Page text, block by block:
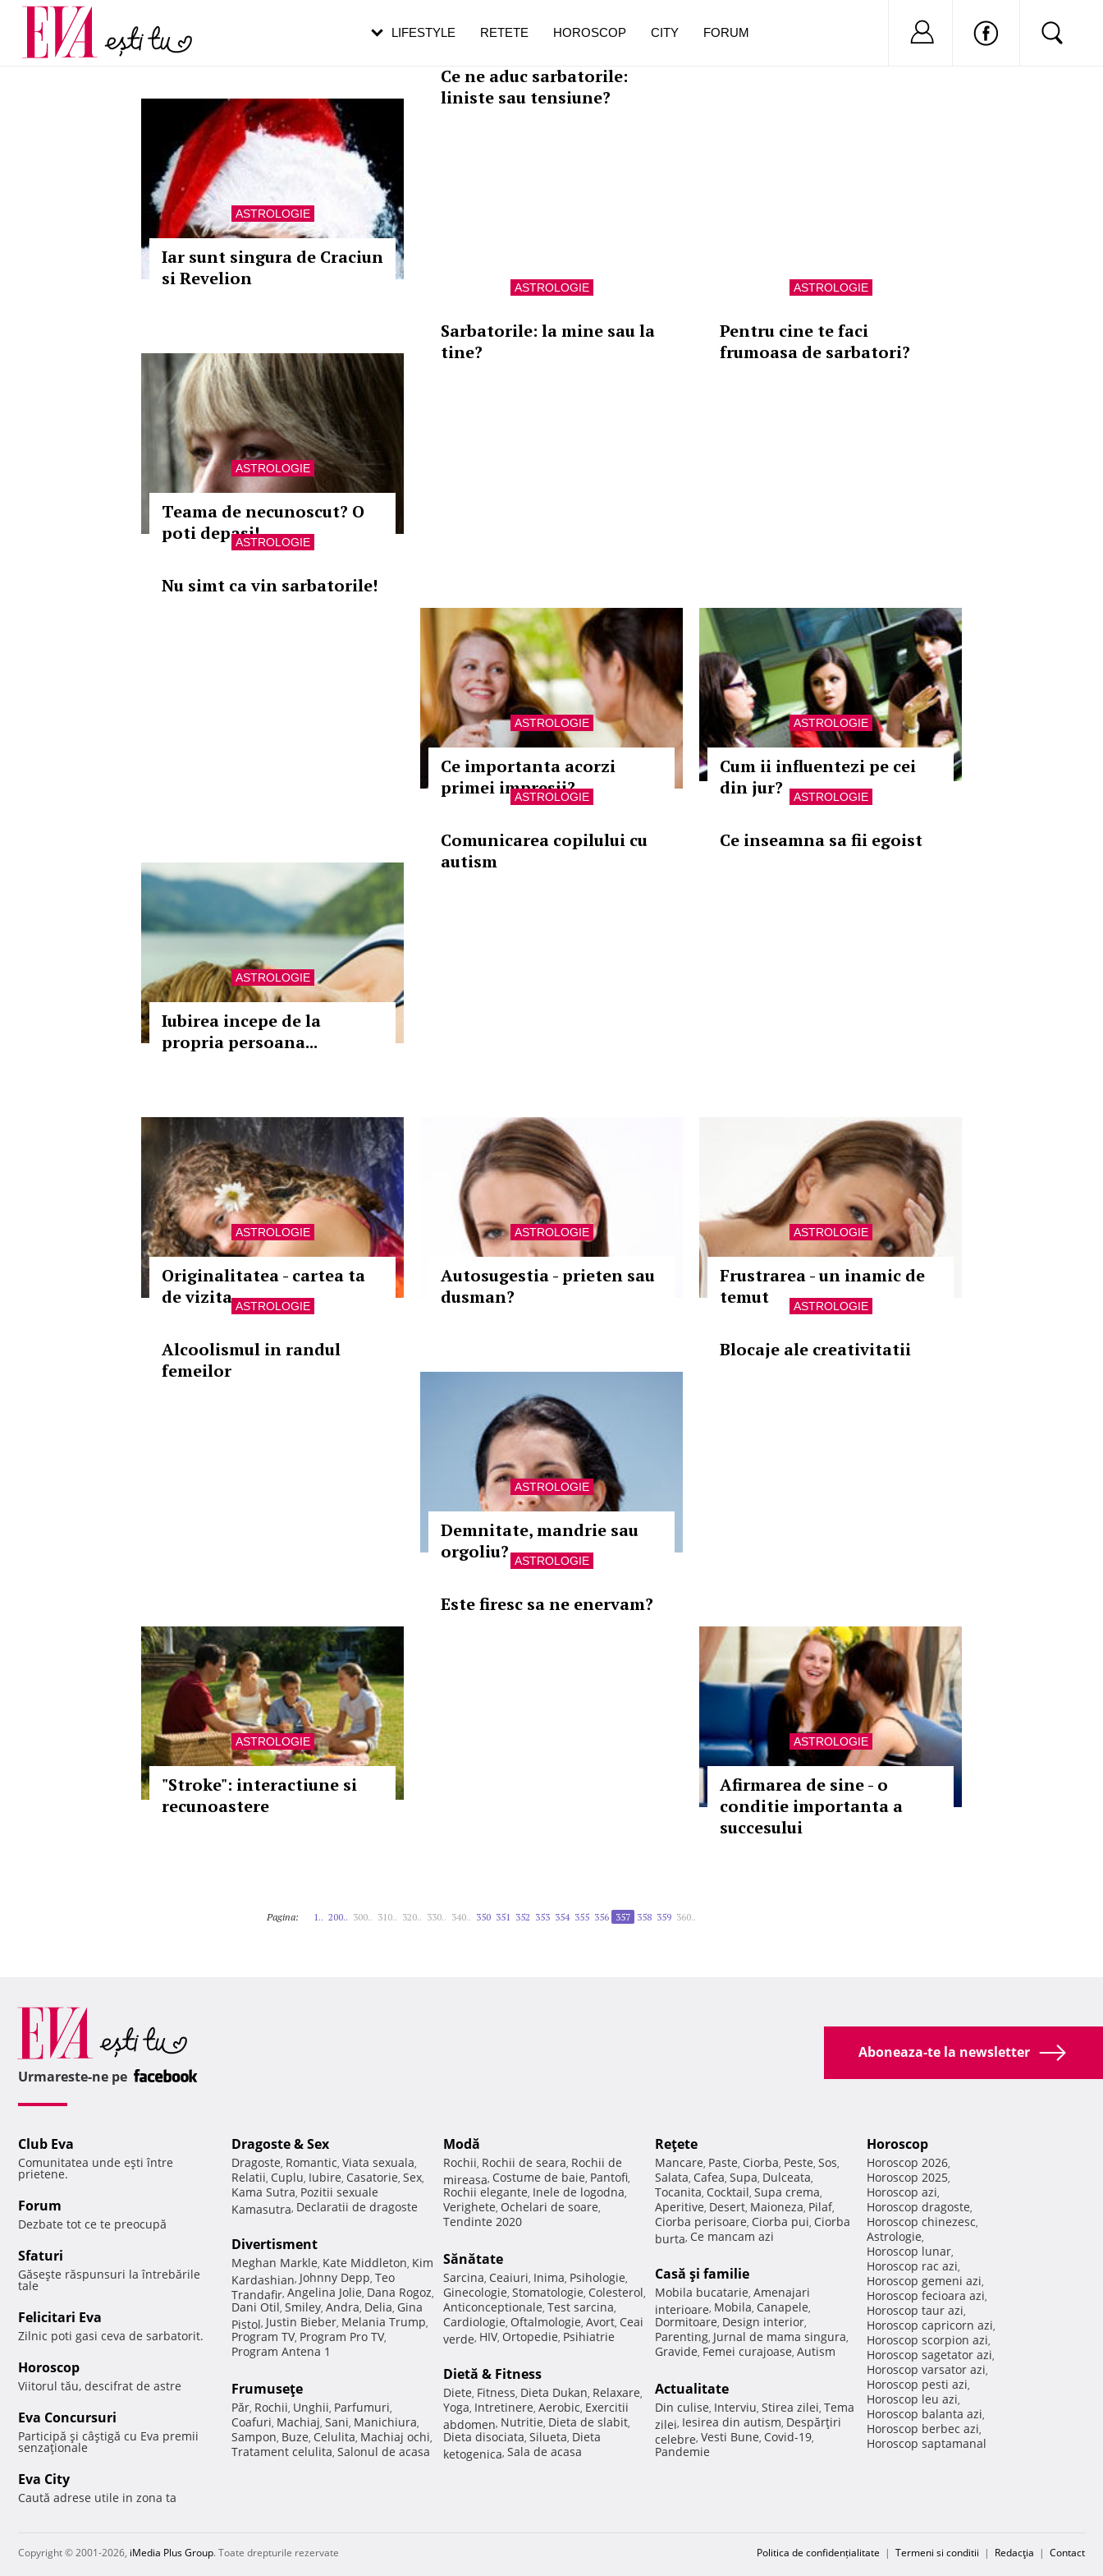
ASTROLOGIE
Iar sunt singura de Craciun
si Revelion
ASTROLOGIE
Ce ne aduc sarbatorile:
liniste sau tensiune?
ASTROLOGIE
Teama de necunoscut? O
poti depasi!
ASTROLOGIE
Sarbatorile: la mine sau la
tine?
ASTROLOGIE
Pentru cine te faci
frumoasa de sarbatori?
ASTROLOGIE
Nu simt ca vin sarbatorile!
ASTROLOGIE
Ce importanta acorzi
primei impresii?
ASTROLOGIE
Cum ii influentezi pe cei
din jur?
ASTROLOGIE
Iubirea incepe de la
propria persoana...
ASTROLOGIE
Comunicarea copilului cu
autism
ASTROLOGIE
Ce inseamna sa fii egoist
ASTROLOGIE
Originalitatea - cartea ta
de vizita
ASTROLOGIE
Autosugestia - prieten sau
dusman?
ASTROLOGIE
Frustrarea - un inamic de
temut
ASTROLOGIE
Alcoolismul in randul
femeilor
ASTROLOGIE
Demnitate, mandrie sau
orgoliu?
ASTROLOGIE
Blocaje ale creativitatii
ASTROLOGIE
"Stroke": interactiune si
recunoastere
ASTROLOGIE
Este firesc sa ne enervam?
ASTROLOGIE
Afirmarea de sine - o
conditie importanta a
succesului
Pagina: 1.. 200.. 300.. 310.. 320.. 330.. 340.. 350 351 352 353 354 355 356 357 358 359 360..
LIFESTYLE RETETE HOROSCOP CITY FORUM Nu ai cont?
Carieră
Actualitate
pe măsură ce înaintezi în vârstă
de dureroasă este investigația
Aboneaza-te la newsletter
Urmareste-ne pe
Club Eva
Comunitatea unde eşti între
prietene.
Forum
Dezbate tot ce te preocupă
Sfaturi
Găseşte răspunsuri la întrebările
tale
Felicitari Eva
Zilnic poti gasi ceva de sarbatorit.
Horoscop
Viitorul tău, descifrat de astre
Eva Concursuri
Participă şi câştigă cu Eva premii
senzaţionale
Eva City
Caută adrese utile in zona ta
Dragoste & Sex
Dragoste, Romantic, Viata sexuala,
Relatii, Cuplu, Iubire, Casatorie, Sex,
Kama Sutra, Pozitii sexuale
Kamasutra, Declaratii de dragoste
Divertisment
Meghan Markle, Kate Middleton, Kim
Kardashian, Johnny Depp, Teo
Trandafir, Angelina Jolie, Dana Rogoz,
Dani Otil, Smiley, Andra, Delia, Gina
Pistol, Justin Bieber, Melania Trump,
Program TV, Program Pro TV,
Program Antena 1
Frumuseţe
Păr, Rochii, Unghii, Parfumuri,
Coafuri, Machiaj, Sani, Manichiura,
Sampon, Buze, Celulita, Machiaj ochi,
Tratament celulita, Salonul de acasa
Modă
Rochii, Rochii de seara, Rochii de
mireasa, Costume de baie, Pantofi,
Rochii elegante, Inele de logodna,
Verighete, Ochelari de soare,
Tendinte 2020
Sănătate
Sarcina, Ceaiuri, Inima, Psihologie,
Ginecologie, Stomatologie, Colesterol,
Anticonceptionale, Test sarcina,
Cardiologie, Oftalmologie, Avort, Ceai
verde, HIV, Ortopedie, Psihiatrie
Dietă & Fitness
Diete, Fitness, Dieta Dukan, Relaxare,
Yoga, Intretinere, Aerobic, Exercitii
abdomen, Nutritie, Dieta de slabit,
Dieta disociata, Silueta, Dieta
ketogenica, Sala de acasa
Reţete
Mancare, Paste, Ciorba, Peste, Sos,
Salata, Cafea, Supa, Dulceata,
Tocanita, Cocktail, Supa crema,
Aperitive, Desert, Maioneza, Pilaf,
Ciorba perisoare, Ciorba pui, Ciorba
burta, Ce mancam azi
Casă şi familie
Mobila bucatarie, Amenajari
interioare, Mobila, Canapele,
Dormitoare, Design interior,
Parenting, Jurnal de mama singura,
Gravide, Femei curajoase, Autism
Actualitate
Din culise, Interviu, Stirea zilei, Tema
zilei, Iesirea din autism, Despărţiri
celebre, Vesti Bune, Covid-19,
Pandemie
Horoscop
Horoscop 2026,
Horoscop 2025,
Horoscop azi,
Horoscop dragoste,
Horoscop chinezesc,
Astrologie,
Horoscop lunar,
Horoscop rac azi,
Horoscop gemeni azi,
Horoscop fecioara azi,
Horoscop taur azi,
Horoscop capricorn azi,
Horoscop scorpion azi,
Horoscop sagetator azi,
Horoscop varsator azi,
Horoscop pesti azi,
Horoscop leu azi,
Horoscop balanta azi,
Horoscop berbec azi,
Horoscop saptamanal
Copyright © 2001-2026, iMedia Plus Group. Toate drepturile rezervate Politica de confidențialitate | Termeni si conditii | Redacţia | Contact